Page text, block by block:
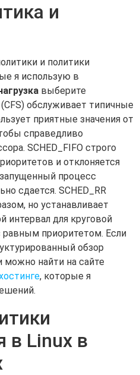
и
и политики
я использую в
выберите
(CFS) обслуживает типичные
приятные значения от
справедливо
SCHED_FIFO строго
и отклоняется
процесс
сдается. SCHED_RR
но устанавливает
для круговой
приоритетом. Если
обзор
можно найти на сайте
, которые я
в Linux в